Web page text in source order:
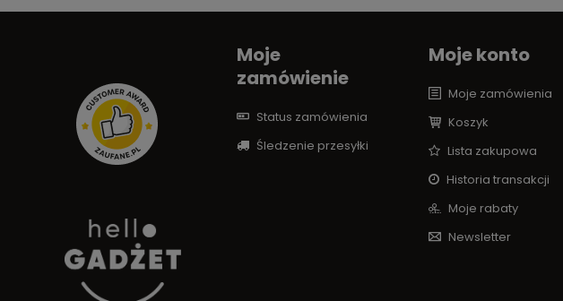
Moje
zamówienie
Status zamówienia
Śledzenie przesyłki
Moje konto
Moje zamówienia
Koszyk
Lista zakupowa
Historia transakcji
Moje rabaty
Newsletter